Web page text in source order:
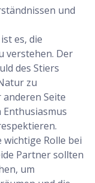
und
es, die
verstehen. Der
des Stiers
zu
Seite
Enthusiasmus
Rolle bei
Partner sollten
um